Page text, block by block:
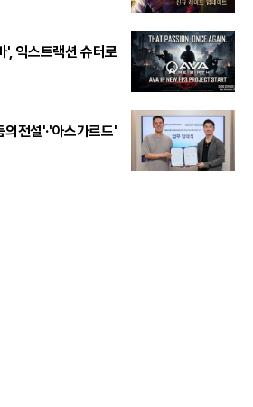
익스트랙션 슈터로
전설'·'아스가르드'